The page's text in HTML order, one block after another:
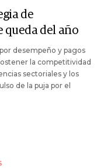
de
queda del año
desempeño y pagos
la competitividad
sectoriales y los
de la puja por el